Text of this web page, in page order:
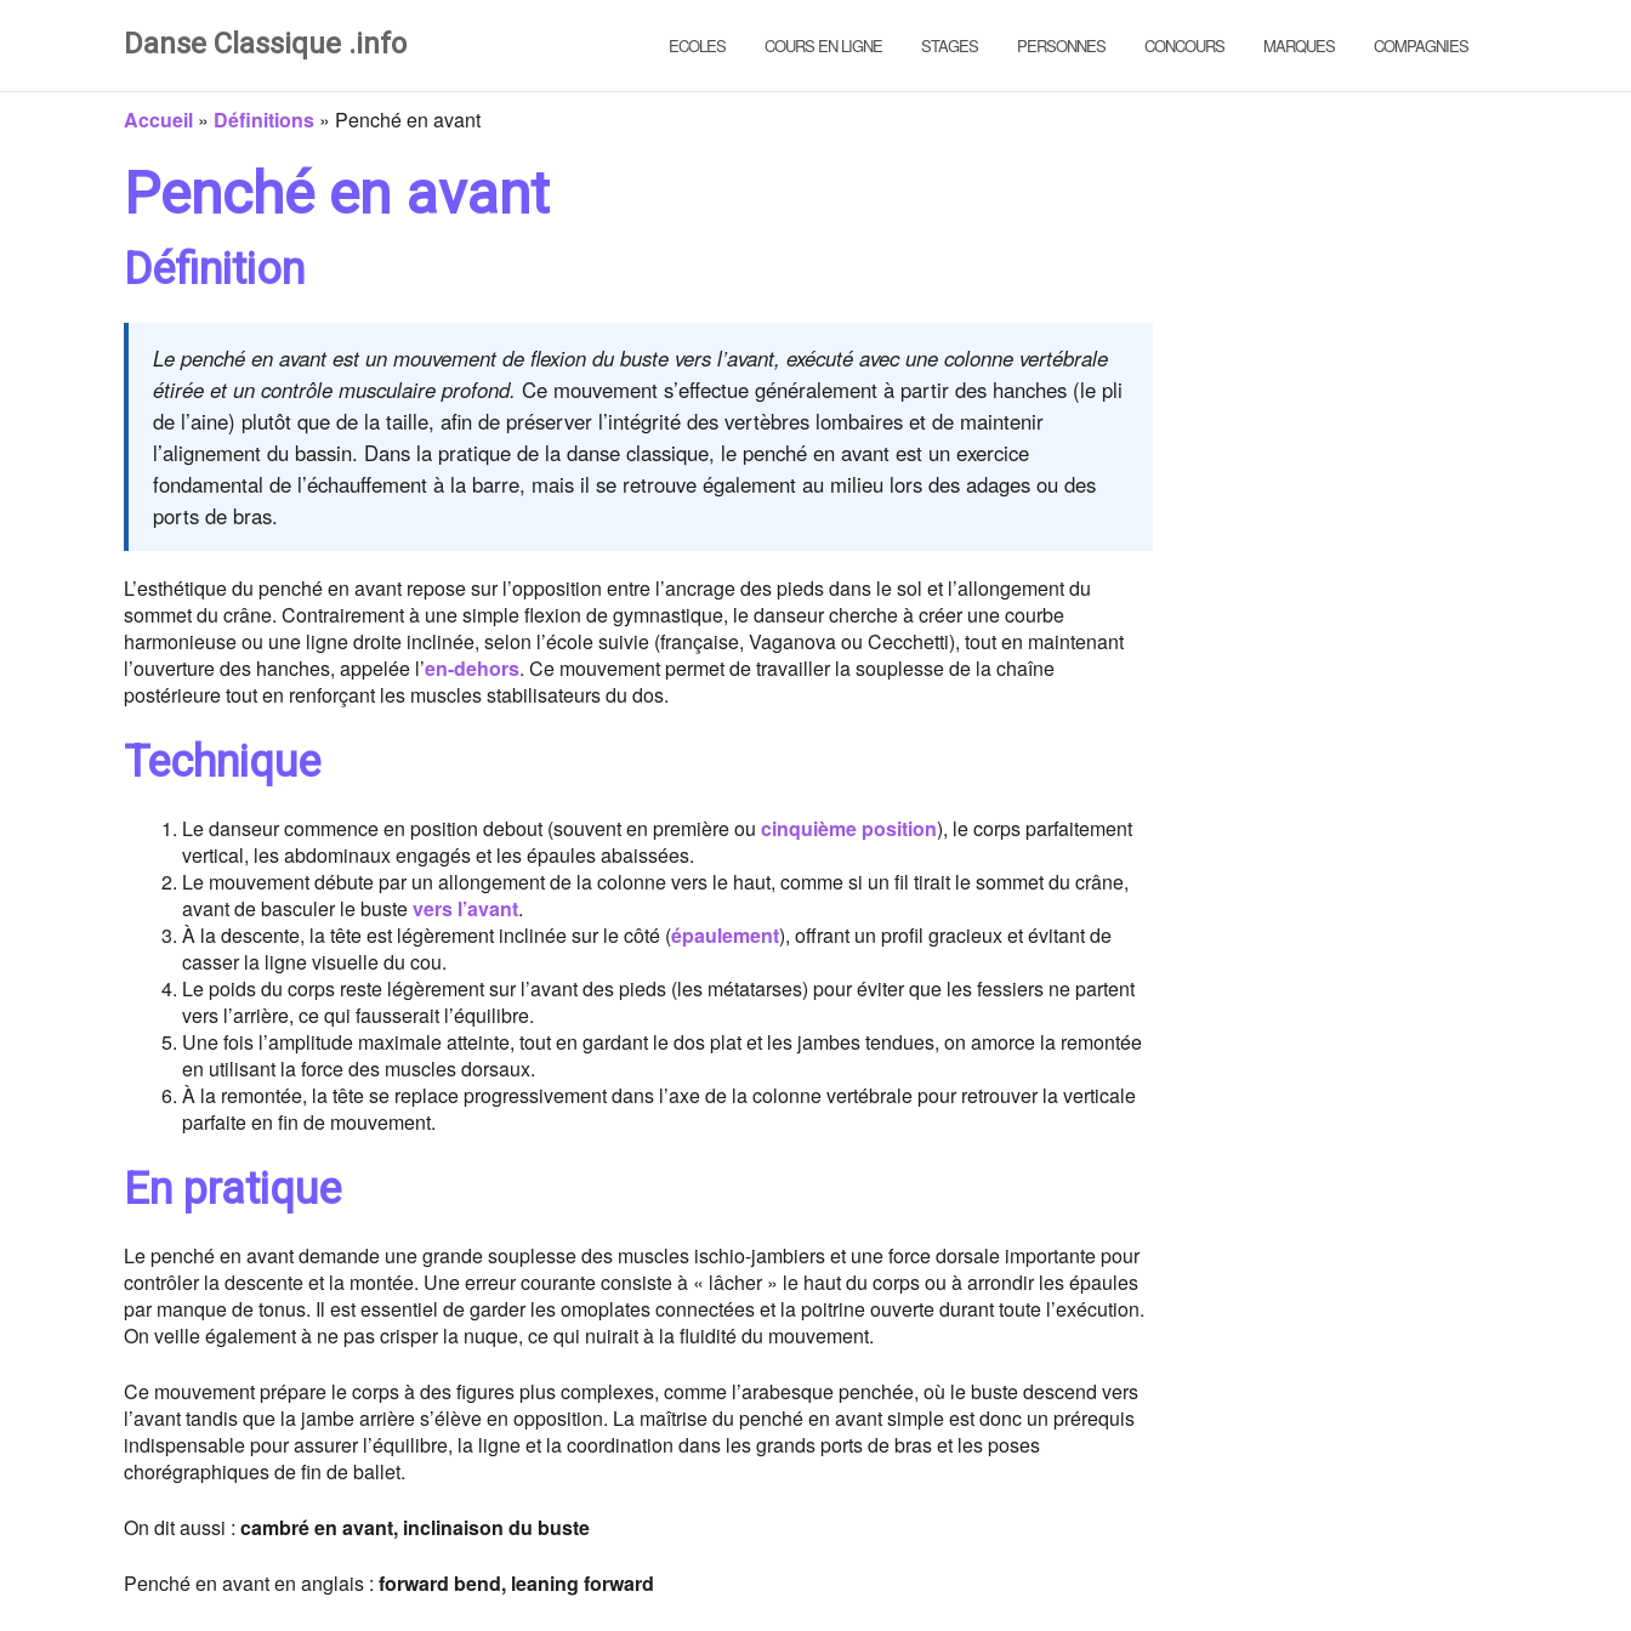
Danse Classique .info ECOLES COURS EN LIGNE STAGES PERSONNES CONCOURS MARQUES COMPAGNIES
Accueil » Définitions » Penché en avant
Penché en avant
Définition
Le penché en avant est un mouvement de flexion du buste vers l’avant, exécuté avec une colonne vertébrale
étirée et un contrôle musculaire profond. Ce mouvement s’effectue généralement à partir des hanches (le pli
de l’aine) plutôt que de la taille, afin de préserver l’intégrité des vertèbres lombaires et de maintenir
l’alignement du bassin. Dans la pratique de la danse classique, le penché en avant est un exercice
fondamental de l’échauffement à la barre, mais il se retrouve également au milieu lors des adages ou des
ports de bras.
L’esthétique du penché en avant repose sur l’opposition entre l’ancrage des pieds dans le sol et l’allongement du
sommet du crâne. Contrairement à une simple flexion de gymnastique, le danseur cherche à créer une courbe
harmonieuse ou une ligne droite inclinée, selon l’école suivie (française, Vaganova ou Cecchetti), tout en maintenant
l’ouverture des hanches, appelée l’en-dehors. Ce mouvement permet de travailler la souplesse de la chaîne
postérieure tout en renforçant les muscles stabilisateurs du dos.
Technique
Le danseur commence en position debout (souvent en première ou cinquième position), le corps parfaitement
vertical, les abdominaux engagés et les épaules abaissées.
Le mouvement débute par un allongement de la colonne vers le haut, comme si un fil tirait le sommet du crâne,
avant de basculer le bustevers l’avant.
À la descente, la tête est légèrement inclinée sur le côté (épaulement), offrant un profil gracieux et évitant de
casser la ligne visuelle du cou.
Le poids du corps reste légèrement sur l’avant des pieds (les métatarses) pour éviter que les fessiers ne partent
vers l’arrière, ce qui fausserait l’équilibre.
Une fois l’amplitude maximale atteinte, tout en gardant le dos plat et les jambes tendues, on amorce la remontée
en utilisant la force des muscles dorsaux.
À la remontée, la tête se replace progressivement dans l’axe de la colonne vertébrale pour retrouver la verticale
parfaite en fin de mouvement.
En pratique
Le penché en avant demande une grande souplesse des muscles ischio-jambiers et une force dorsale importante pour
contrôler la descente et la montée. Une erreur courante consiste à « lâcher » le haut du corps ou à arrondir les épaules
par manque de tonus. Il est essentiel de garder les omoplates connectées et la poitrine ouverte durant toute l’exécution.
On veille également à ne pas crisper la nuque, ce qui nuirait à la fluidité du mouvement.
Ce mouvement prépare le corps à des figures plus complexes, comme l’arabesque penchée, où le buste descend vers
l’avant tandis que la jambe arrière s’élève en opposition. La maîtrise du penché en avant simple est donc un prérequis
indispensable pour assurer l’équilibre, la ligne et la coordination dans les grands ports de bras et les poses
chorégraphiques de fin de ballet.
On dit aussi : cambré en avant, inclinaison du buste
Penché en avant en anglais : forward bend, leaning forward